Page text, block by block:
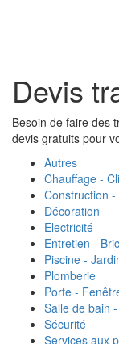
Devis
Besoin de faire des
devis gratuits pour
Autres
Chauffage -
Construction
Décoration
Electricité
Entretien -
Piscine -
Plomberie
Porte -
Salle de bain
Sécurité
Services aux